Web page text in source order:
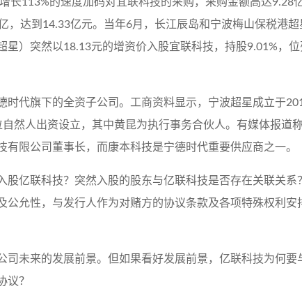
，达到14.33亿元。当年6月，长江辰岛和宁波梅山保税港超
星）突然以18.13元的增资价入股宜联科技，持股9.01%，
时代旗下的全资子公司。工商资料显示，宁波超星成立于
然人出资设立，其中黄昆为执行事务合伙人。有媒体报道
有限公司董事长，而康本科技是宁德时代重要供应商之一。
股亿联科技？突然入股的股东与亿联科技是否存在关联关系
公允性，与发行人作为对赌方的协议条款及各项特殊权利安
司未来的发展前景。但如果看好发展前景，亿联科技为何要
议？